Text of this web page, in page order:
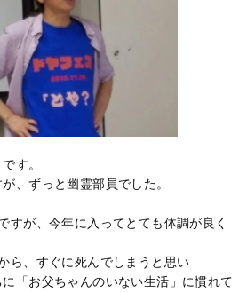
す。
、ずっと幽霊部員でした。
すが、今年に入ってとても体調が良く
ら、すぐに死んでしまうと思い
に「お父ちゃんのいない生活」に慣れて